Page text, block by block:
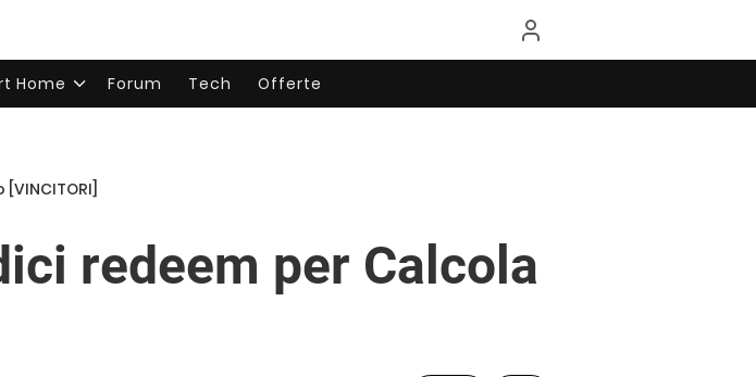
Home Forum Tech Offerte
redeem per Calcola